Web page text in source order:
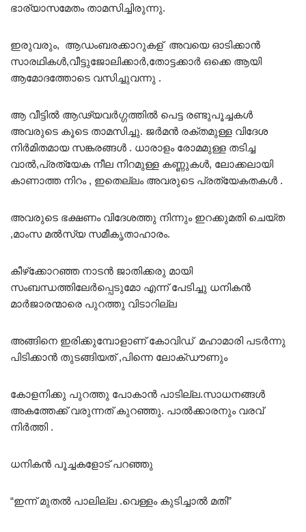
ഭാര്യാസമേതം താമസിച്ചിരുന്നു.
ഇരുവരും, ആഡംബരക്കാറുകള് അവയെ ഓടിക്കാൻ
സാരഥികൾ,വീട്ടുജോലിക്കാർ,തോട്ടക്കാർ ഒക്കെ ആയി
ആമോദത്തോടെ വസിച്ചുവന്നു .
ആ വീട്ടിൽ ആഢ്യവർഗ്ഗത്തിൽ പെട്ട രണ്ടുപൂച്ചകൾ
അവരുടെ കൂടെ താമസിച്ചു. ജർമൻ രക്തമുള്ള വിദേശ
നിർമിതമായ സങ്കരങ്ങൾ . ധാരാളം രോമമുള്ള തടിച്ച
വാൽ,പ്രത്യേക നീല നിറമുള്ള കണ്ണുകൾ, ലോക്കലായി
കാണാത്ത നിറം , ഇതെല്ലം അവരുടെ പ്രത്യേകതകൾ .
അവരുടെ ഭക്ഷണം വിദേശത്തു നിന്നും ഇറക്കുമതി ചെയ്ത
,മാംസ മൽസ്യ സമീകൃതാഹാരം.
കീഴ്‌ക്കോറഞ്ഞ നാടൻ ജാതിക്കരു മായി
സംബന്ധത്തിലേർപ്പെടുമോ എന്ന് പേടിച്ചു ധനികൻ
മാർജാരന്മാരെ പുറത്തു വിടാറില്ല
അങ്ങിനെ ഇരിക്കുമ്പോളാണ് കോവിഡ് മഹാമാരി പടർന്നു
പിടിക്കാൻ തുടങ്ങിയത് ,പിന്നെ ലോക്‌ഡൗണും
കോളനിക്കു പുറത്തു പോകാൻ പാടില്ല.സാധനങ്ങൾ
അകത്തേക്ക് വരുന്നത് കുറഞ്ഞു. പാൽക്കാരനും വരവ്
നിർത്തി .
ധനികൻ പൂച്ചകളോട് പറഞ്ഞു
“ഇന്ന് മുതൽ പാലില്ല .വെള്ളം കുടിച്ചാൽ മതി”